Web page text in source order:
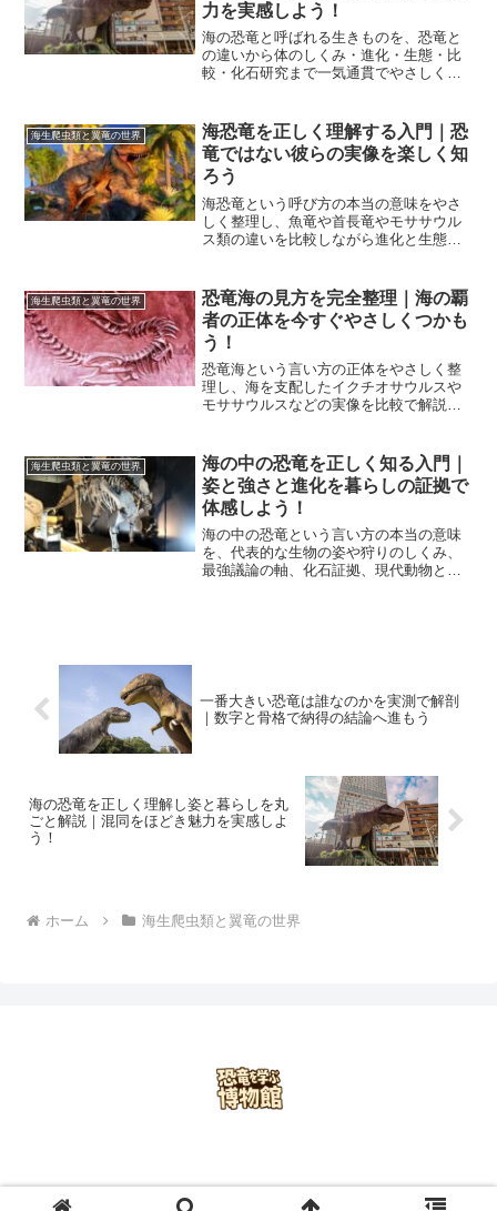
力を実感しよう！
海の恐竜と呼ばれる生きものを、恐竜と
の違いから体のしくみ・進化・生態・比
較・化石研究まで一気通貫でやさしく整
く楽しめます。
海生爬虫類と翼竜の世界
海恐竜を正しく理解する入門｜恐
竜ではない彼らの実像を楽しく知
ろう
海恐竜という呼び方の本当の意味をやさ
しく整理し、魚竜や首長竜やモササウル
ス類の違いを比較しながら進化と生態を
なく楽しめる視点を身につけましょう。
海生爬虫類と翼竜の世界
恐竜海の見方を完全整理｜海の覇
者の正体を今すぐやさしくつかも
う！
恐竜海という言い方の正体をやさしく整
理し、海を支配したイクチオサウルスや
モササウルスなどの実像を比較で解説。
で迷わず読めます。
海生爬虫類と翼竜の世界
海の中の恐竜を正しく知る入門｜
姿と強さと進化を暮らしの証拠で
体感しよう！
海の中の恐竜という言い方の本当の意味
を、代表的な生物の姿や狩りのしくみ、
最強議論の軸、化石証拠、現代動物との
一番大きい恐竜は誰なのかを実測で解剖
｜数字と骨格で納得の結論へ進もう
海の恐竜を正しく理解し姿と暮らしを丸
ごと解説｜混同をほどき魅力を実感しよ
う！
ホーム 海生爬虫類と翼竜の世界